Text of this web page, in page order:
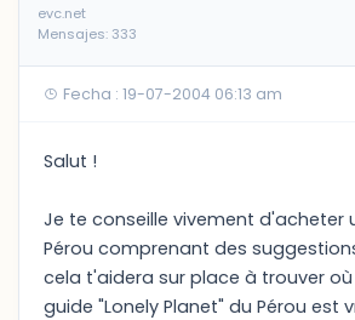
evc.net
Mensajes: 333
Fecha : 19-07-2004 06:13 am
Salut !
Je te conseille vivement d'acheter
Pérou comprenant des
cela t'aidera sur place à trouver où
guide "Lonely Planet" du Pérou est